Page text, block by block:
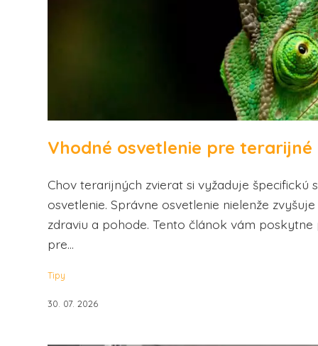
Vhodné osvetlenie pre terarijné
Chov terarijných zvierat si vyžaduje
osvetlenie. Správne osvetlenie nielenže
zdraviu a pohode. Tento článok vám
pre...
Tipy
30. 07. 2026